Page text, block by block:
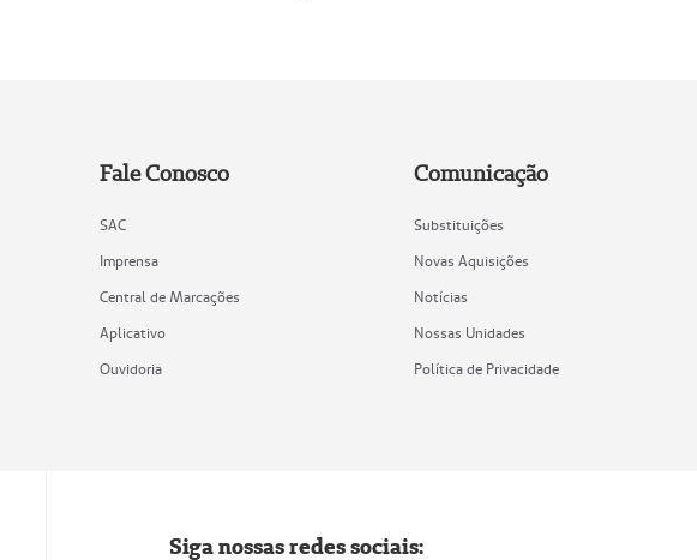
Fale Conosco
SAC
Imprensa
Central de Marcações
Aplicativo
Ouvidoria
Comunicação
Substituições
Novas Aquisições
Notícias
Nossas Unidades
Política de Privacidade
Siga nossas redes sociais: